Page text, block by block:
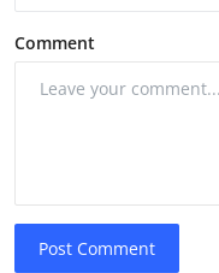
Comment
Post Comment